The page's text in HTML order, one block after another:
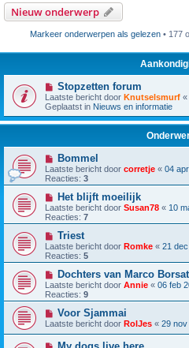
Nieuw onderwerp
Markeer onderwerpen als gelezen • 177
Stopzetten forum
Laatste bericht door Knutselsmurf «
Geplaatst in Nieuws en informatie
Bommel
Laatste bericht door corretje « 04
Reacties: 3
Het blijft moeilijk
Laatste bericht door Susan78 « 10
Reacties: 7
Triest
Laatste bericht door Romke « 21
Reacties: 5
Dochters van Marco
Laatste bericht door Annie « 06 feb
Reacties: 9
Voor Sjammai
Laatste bericht door RolJes « 29 nov